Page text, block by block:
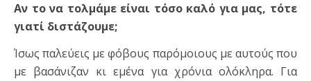
Αν το να τολμάμε είναι τόσο καλό για μας, τότε
γιατί διστάζουμε;
Ίσως παλεύεις με φόβους παρόμοιους με αυτούς που
με βασάνιζαν κι εμένα για χρόνια ολόκληρα. Για